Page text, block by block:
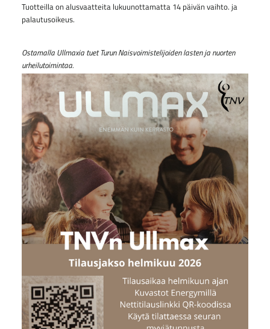
Tuotteilla on alusvaatteita lukuunottamatta 14 päivän vaihto. ja
palautusoikeus.
Ostamalla Ullmaxia tuet Turun Naisvoimistelijoiden lasten ja nuorten
urheilutoimintaa.